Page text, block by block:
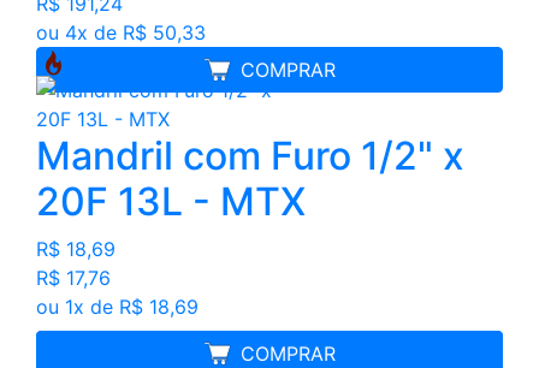
ou 4x de R$ 50,33
COMPRAR
Mandril com Furo 1/2" x
20F 13L - MTX
R$ 18,69
R$ 17,76
ou 1x de R$ 18,69
COMPRAR
MELHOR PREÇO